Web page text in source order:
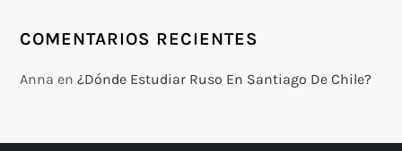
COMENTARIOS RECIENTES
Anna en¿Dónde Estudiar Ruso En Santiago De Chile?